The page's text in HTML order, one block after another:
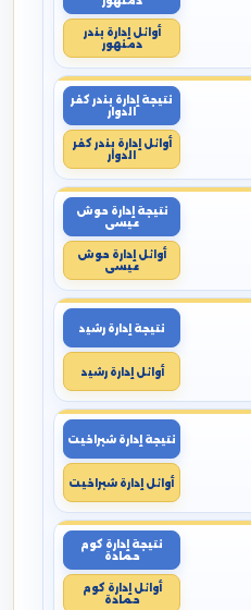
أوائل إدارة بندر
دمنهور
نتيجة إدارة بندر كفر
الدوار
أوائل إدارة بندر كفر
الدوار
نتيجة إدارة حوش
عيسى
أوائل إدارة حوش
عيسى
نتيجة إدارة رشيد
أوائل إدارة رشيد
نتيجة إدارة شبراخيت
أوائل إدارة شبراخيت
نتيجة إدارة كوم
حمادة
أوائل إدارة كوم
حمادة